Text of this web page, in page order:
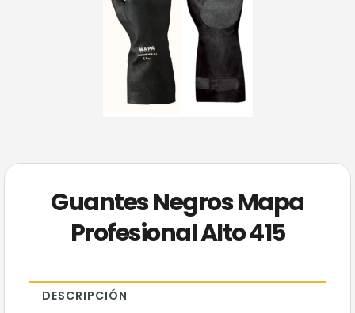
Guantes Negros Mapa
Profesional Alto 415
DESCRIPCIÓN